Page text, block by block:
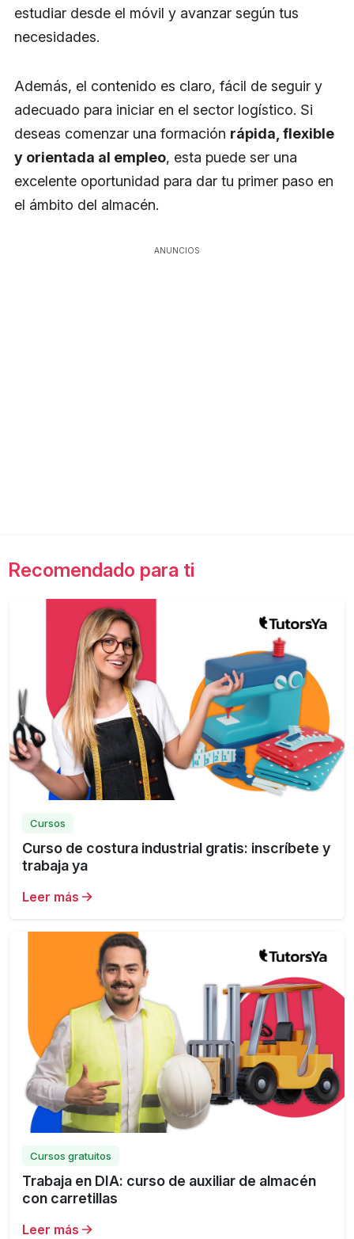
estudiar desde el móvil y avanzar según tus
necesidades.
Además, el contenido es claro, fácil de seguir y
adecuado para iniciar en el sector logístico. Si
deseas comenzar una formación rápida, flexible
y orientada al empleo, esta puede ser una
excelente oportunidad para dar tu primer paso en
el ámbito del almacén.
ANUNCIOS
Recomendado para ti
Cursos
Curso de costura industrial gratis: inscríbete y
trabaja ya
Leer más
Cursos gratuitos
Trabaja en DIA: curso de auxiliar de almacén
con carretillas
Leer más